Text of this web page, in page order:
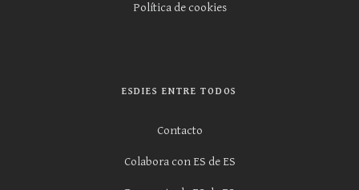
Política de cookies
ESDIES ENTRE TODOS
Contacto
Colabora con ES de ES